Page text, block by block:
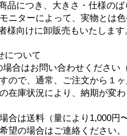
品につき、大きさ・仕様のば
ニターによって、実物とは
様向けに卸販売もいたします
について
合はお問い合わせください
ので、通常、ご注文から１
在庫状況により、納期が変
合は送料（量により1,000円
望の場合はご連絡ください。